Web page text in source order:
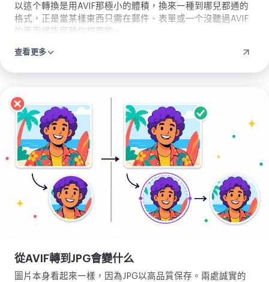
以這个轉換是用AVIF那極小的體積，換來一種到哪兒都通的
格式，正是當某樣東西只需在郵件、表單或一个沒聽過AVIF
的應用裡能用時你想要的。
查看更多
從AVIF轉到JPG會變什么
圖片本身看起來一樣，因為JPG以高品質保存。兩處誠實的